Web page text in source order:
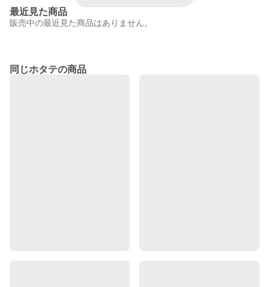
最近見た商品
販売中の最近見た商品はありません。
同じホタテの商品